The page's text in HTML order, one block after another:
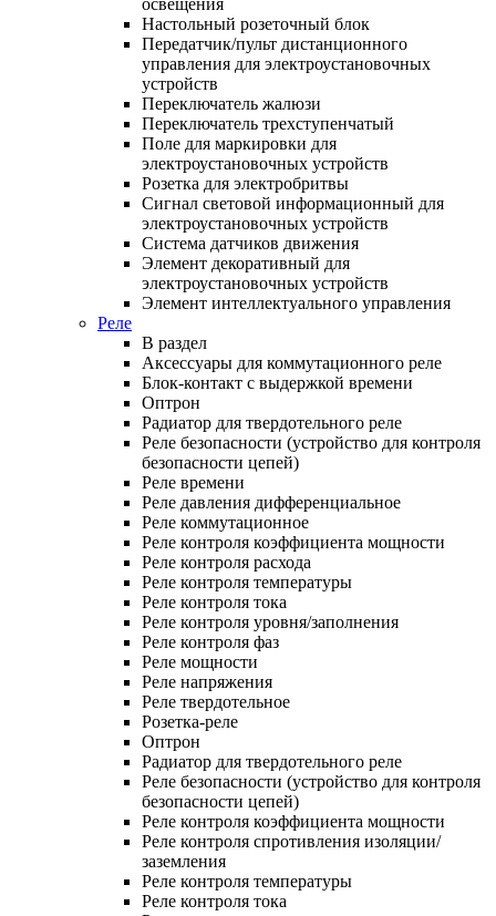
Настольный розеточный блок
Передатчик/пульт дистанционного
управления для электроустановочных
устройств
Переключатель жалюзи
Переключатель трехступенчатый
Поле для маркировки для
электроустановочных устройств
Розетка для электробритвы
Сигнал световой информационный для
электроустановочных устройств
Система датчиков движения
Элемент декоративный для
электроустановочных устройств
Элемент интеллектуального управления
Реле
В раздел
Аксессуары для коммутационного реле
Блок-контакт с выдержкой времени
Оптрон
Радиатор для твердотельного реле
Реле безопасности (устройство для контроля
безопасности цепей)
Реле времени
Реле давления дифференциальное
Реле коммутационное
Реле контроля коэффициента мощности
Реле контроля расхода
Реле контроля температуры
Реле контроля тока
Реле контроля уровня/заполнения
Реле контроля фаз
Реле мощности
Реле напряжения
Реле твердотельное
Розетка-реле
Оптрон
Радиатор для твердотельного реле
Реле безопасности (устройство для контроля
безопасности цепей)
Реле контроля коэффициента мощности
Реле контроля спротивления изоляции/
заземления
Реле контроля температуры
Реле контроля тока